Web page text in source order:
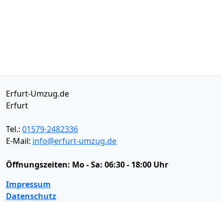
Erfurt-Umzug.de
Erfurt
Tel.: 01579-2482336
E-Mail: info@erfurt-umzug.de
Öffnungszeiten: Mo - Sa: 06:30 - 18:00 Uhr
Impressum
Datenschutz